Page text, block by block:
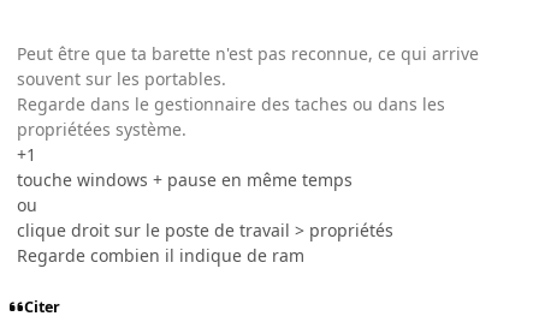
Peut être que ta barette n'est pas reconnue, ce qui arrive
souvent sur les portables.
Regarde dans le gestionnaire des taches ou dans les
propriétées système.
+1
touche windows + pause en même temps
ou
clique droit sur le poste de travail > propriétés
Regarde combien il indique de ram
Citer